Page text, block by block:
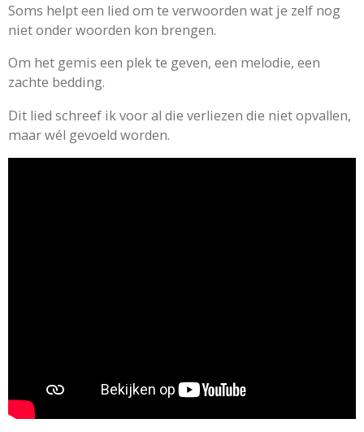
Soms helpt een lied om te verwoorden wat je zelf nog
niet onder woorden kon brengen.
Om het gemis een plek te geven, een melodie, een
zachte bedding.
Dit lied schreef ik voor al die verliezen die niet opvallen,
maar wél gevoeld worden.